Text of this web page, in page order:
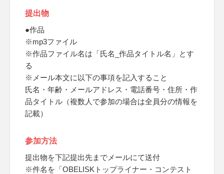
提出物
●作品
※mp3ファイル
※作品ファイル名は「氏名_作品タイトル名」とす
る
※メール本文に以下の事項を記入すること
氏名・年齢・メールアドレス・電話番号・住所・作
品タイトル（複数人で参加の場合は全員分の情報を
記載）
参加方法
提出物を下記提出先までメールにて送付
※件名を「OBELISKトップライナー・コンテスト